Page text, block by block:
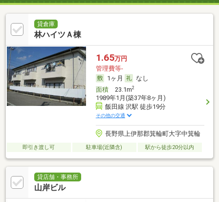
貸倉庫
林ハイツＡ棟
1.65万円
管理費等-
1ヶ月
なし
面積23.1m2
1989年1月(築37年8ヶ月)
飯田線 沢駅 徒歩19分
その他の交通
長野県上伊那郡箕輪町大字中箕輪
即引き渡し可 駐車場(近隣含) 駅から徒歩20分以内
貸店舗・事務所
山岸ビル